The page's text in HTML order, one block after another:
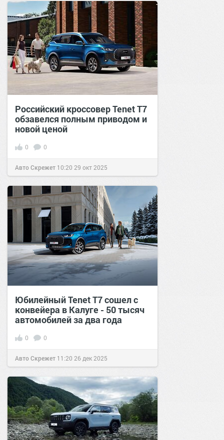
Российский кроссовер Tenet T7
обзавелся полным приводом и
новой ценой
0 0
Авто Скрежет 10:20 29 окт 2025
Юбилейный Tenet T7 сошел с
конвейера в Калуге - 50 тысяч
автомобилей за два года
0 0
Авто Скрежет 11:20 26 дек 2025